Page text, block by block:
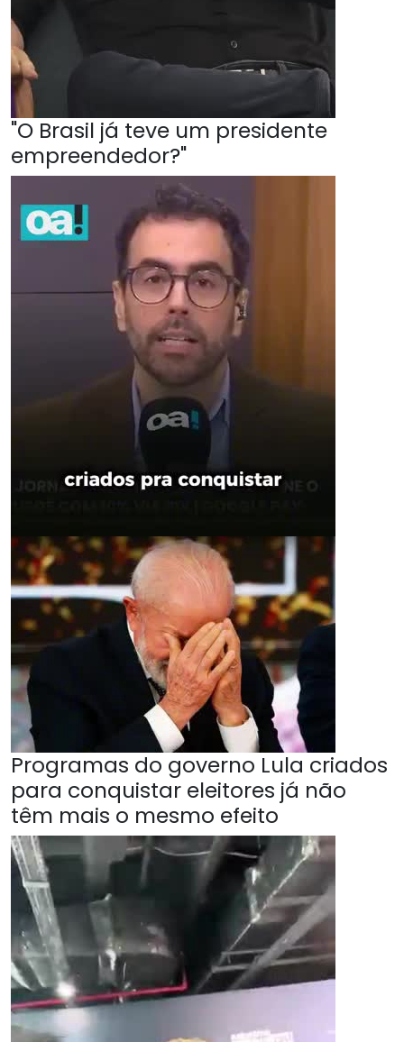
"O Brasil já teve um presidente
empreendedor?"
Programas do governo Lula criados
para conquistar eleitores já não
têm mais o mesmo efeito